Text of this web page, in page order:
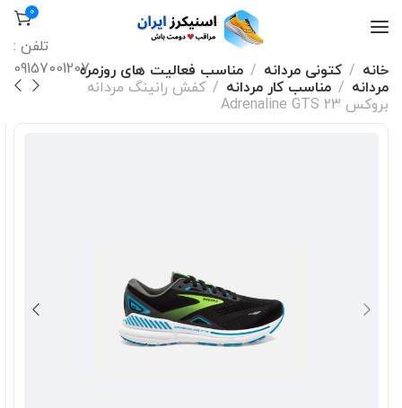
0
تلفن :
09157001207
خانه کتونی مردانه
مناسب فعالیت های روزمره
مردانه
مناسب کار مردانه
کفش رانینگ مردانه
بروکس Adrenaline GTS 23